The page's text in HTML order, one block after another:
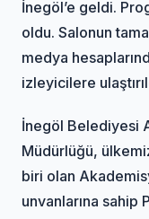
İnegöl’e geldi.
oldu. Salonun
medya
izleyicilere
İnegöl Belediyesi
Müdürlüğü,
biri olan
unvanlarına sahip